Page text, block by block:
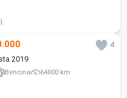
4
2019
Bencina 64000 km